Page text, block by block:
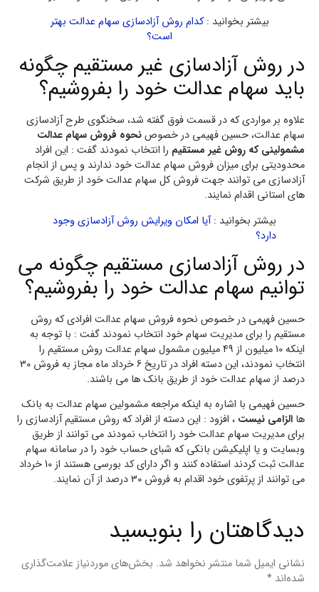
بیشتر بخوانید :کدام روش آزادسازی سهام عدالت بهتر
است؟
در روش آزادسازی غیر مستقیم چگونه
باید سهام عدالت خود را بفروشیم؟
علاوه بر مواردی که در قسمت فوق گفته شد، سخنگوی طرح آزادسازی
سهام عدالت، حسین فهیمی در خصوصنحوه فروش سهام عدالت
مشمولینی که روش غیر مستقیم را انتخاب نمودند گفت : این افراد
محدودیتی برای میزان فروش سهام عدالت خود ندارند و پس از انجام
آزادسازی می توانند جهت فروش کل سهام عدالت خود از طریق شرکت
های استانی اقدام نمایند.
بیشتر بخوانید :آیا امکان ویرایش روش آزادسازی وجود
دارد؟
در روش آزادسازی مستقیم چگونه می
توانیم سهام عدالت خود را بفروشیم؟
حسین فهیمی در خصوص نحوه فروش سهام عدالت افرادی که روش
مستقیم را برای مدیریت سهام خود انتخاب نمودند گفت : با توجه به
اینکه 10 میلیون از 49 میلیون مشمول سهام عدالت روش مستقیم را
انتخاب نمودند، این دسته افراد در تاریخ 6 خرداد ماه مجاز به فروش 30
درصد از سهام عدالت خود از طریق بانک ها می باشند.
حسین فهیمی با اشاره به اینکه مراجعه مشمولین سهام عدالت به بانک
ها الزامی نیست ، افزود : این دسته از افراد که روش مستقیم آزادسازی را
برای مدیریت سهام عدالت خود را انتخاب نمودند می توانند از طریق
وبسایت و یا اپلیکیشن بانکی که شبای حساب خود را در سامانه سهام
عدالت ثبت کردند استفاده کنند و اگر دارای کد بورسی هستند از 10 خرداد
می توانند از پرتفوی خود اقدام به فروش 30 درصد از آن نمایند.
دیدگاهتان را بنویسید
نشانی ایمیل شما منتشر نخواهد شد. بخش‌های موردنیاز علامت‌گذاری
شده‌اند *